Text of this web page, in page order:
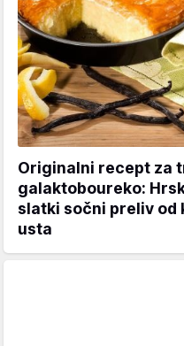
Originalni recept za
galaktoboureko:
slatki sočni preliv od
usta